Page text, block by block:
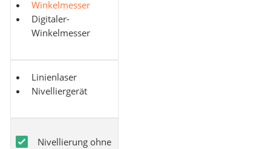
Winkelmesser
Digitaler-
Winkelmesser
Linienlaser
Nivelliergerät
Nivellierung ohne